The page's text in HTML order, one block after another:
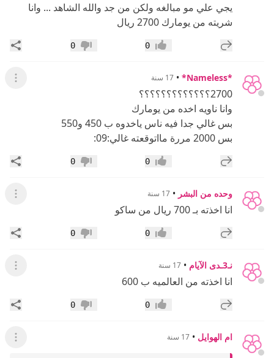
يجي علي مو مبالغه ولكن من جد والله الشاهد ... وانا
شريته من يومارك 2700 ريال
إضافة رد جديد إعجاب0 عدم إعجاب
0
*Nameless*
• 17 سنة عرض
2700؟؟؟؟؟؟؟؟؟؟؟؟؟
وانا ناويه اخده من يومارك
بس غالي جدا فيه ناس ياخدوه ب 450 و550
بس 2000 مررة مااتوقعته غالي:09:
إضافة رد جديد إعجاب0 عدم إعجاب
0
وحده من البشر • 17 سنة عرض
انا اخذته بـ 700 ريال من ساكو
إضافة رد جديد إعجاب0 عدم إعجاب
0
نـ3ـدى الآيام • 17 سنة عرض
انا اخذته من العالميه ب 600
إضافة رد جديد إعجاب0 عدم إعجاب
0
ام الهوايل • 17 سنة عرض